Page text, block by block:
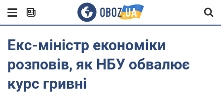
Екс-міністр економіки
розповів, як НБУ обвалює
курс гривні